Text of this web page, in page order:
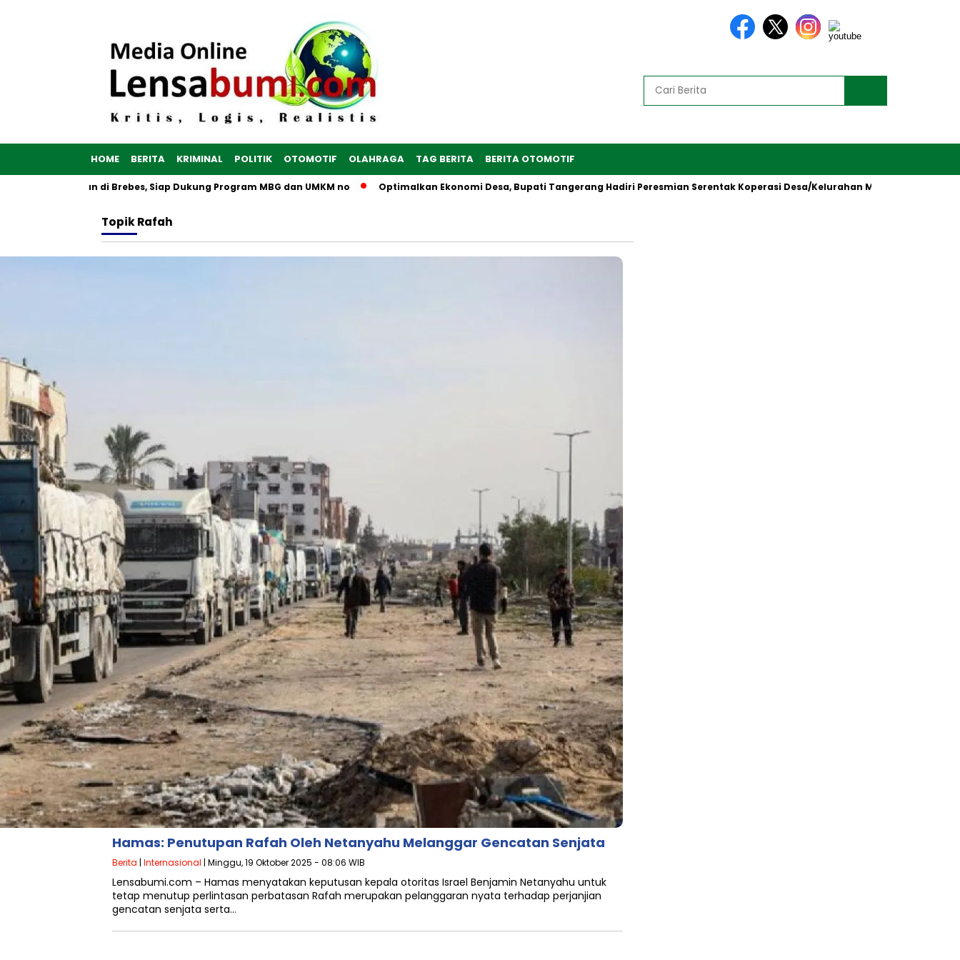
HOME BERITA KRIMINAL POLITIK OTOMOTIF OLAHRAGA TAG BERITA BERITA OTOMOTIF
Dibangun di Brebes, Siap Dukung Program MBG dan UMKM no Optimalkan Ekonomi Desa, Bupati Tangerang Hadiri Peresmian Serentak Koperasi Desa/Kelurahan Merah Putih oleh
TopikRafah
Hamas: Penutupan Rafah Oleh Netanyahu Melanggar Gencatan Senjata
Berita | Internasional | Minggu, 19 Oktober 2025 - 08:06 WIB
Lensabumi.com – Hamas menyatakan keputusan kepala otoritas Israel Benjamin Netanyahu untuk
tetap menutup perlintasan perbatasan Rafah merupakan pelanggaran nyata terhadap perjanjian
gencatan senjata serta…